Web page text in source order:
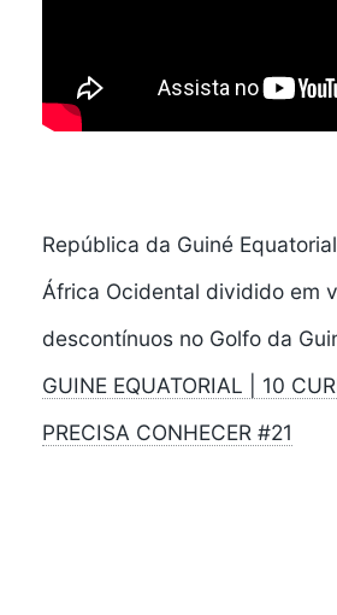
República da Guiné
África Ocidental dividido em
descontínuos no Golfo da
GUINE EQUATORIAL | 10
PRECISA CONHECER #21